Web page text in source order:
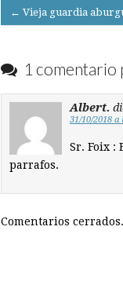
Post
← Vieja guardia
1 comentario
Albert.
31/10/2018 a
Sr. Foix :
parrafos.
Comentarios cerrados.